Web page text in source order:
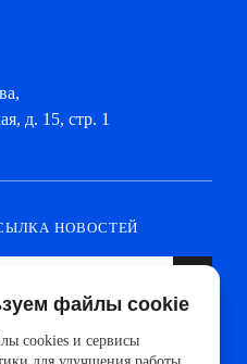
д. 15, стр. 1
НОВОСТЕЙ
от ведущих производителей и
АйДистрибьют
файлы cookie
cookies и сервисы